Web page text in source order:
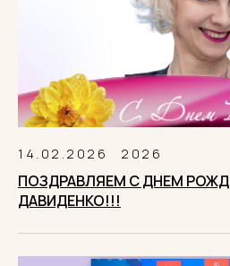
14.02.2026 2026
ПОЗДРАВЛЯЕМ С ДНЕМ
ДАВИДЕНКО!!!